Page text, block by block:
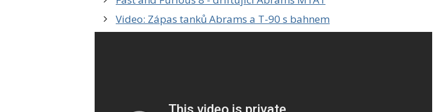
Video: Zápas tanků Abrams a T-90 s bahnem